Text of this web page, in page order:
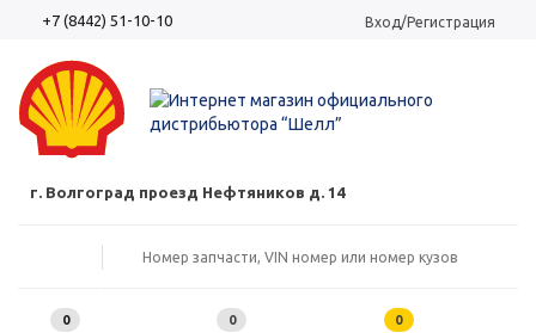
+7 (8442) 51-10-10 Вход/Регистрация
г. Волгоград проезд Нефтяников д. 14
0 0 0